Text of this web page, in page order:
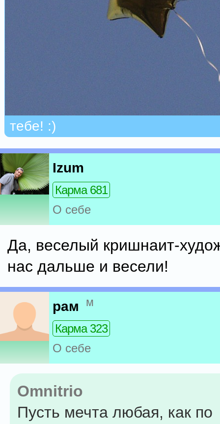
тебе! :)
Izum
Карма 681
О себе
Да, веселый кришнаит-
нас дальше и весели!
рам м
Карма 323
О себе
Omnitrio
Пусть мечта любая, как по